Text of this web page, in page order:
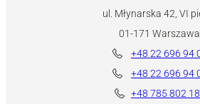
ul. Młynarska 42, VI
01-171 Warszawa
+48 22 696 94
+48 22 696 94
+48 785 802